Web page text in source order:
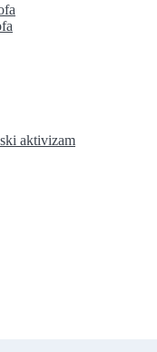
aktivizam